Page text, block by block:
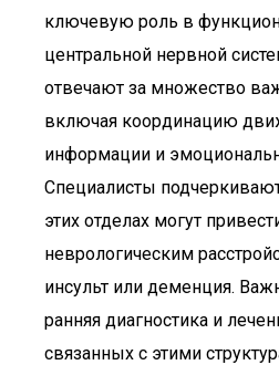
ключевую роль в
центральной нервной
отвечают за множество
включая координацию
информации и
Специалисты
этих отделах могут
неврологическим
инсульт или деменция.
ранняя диагностика и
связанных с этими